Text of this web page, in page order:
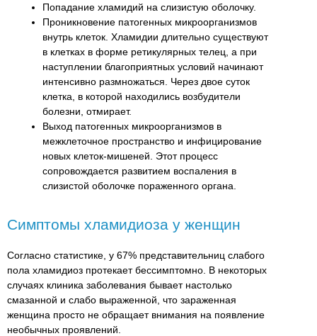
Попадание хламидий на слизистую оболочку.
Проникновение патогенных микроорганизмов
внутрь клеток. Хламидии длительно существуют
в клетках в форме ретикулярных телец, а при
наступлении благоприятных условий начинают
интенсивно размножаться. Через двое суток
клетка, в которой находились возбудители
болезни, отмирает.
Выход патогенных микроорганизмов в
межклеточное пространство и инфицирование
новых клеток-мишеней. Этот процесс
сопровождается развитием воспаления в
слизистой оболочке пораженного органа.
Симптомы хламидиоза у женщин
Согласно статистике, у 67% представительниц слабого
пола хламидиоз протекает бессимптомно. В некоторых
случаях клиника заболевания бывает настолько
смазанной и слабо выраженной, что зараженная
женщина просто не обращает внимания на появление
необычных проявлений.